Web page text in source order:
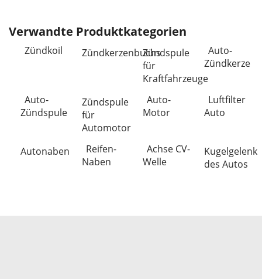
Verwandte Produktkategorien
Zündkoil ZündkerzenbuchsZündspule
für
Kraftfahrzeuge
Auto-
Zündkerze
Auto-
Zündspule
Zündspule
für
Automotor
Auto-
Motor
Luftfilter
Auto
Autonaben
Reifen-
Naben
Achse CV-
Welle
Kugelgelenk
des Autos